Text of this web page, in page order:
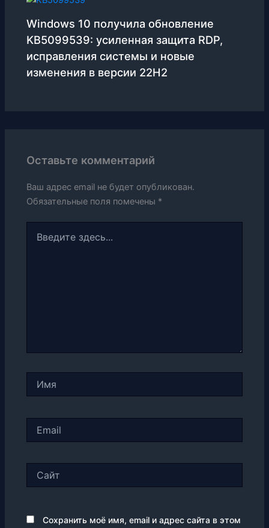
Windows 10 получила обновление
KB5099539: усиленная защита RDP,
исправления системы и новые
изменения в версии 22H2
Оставьте комментарий
Ваш адрес email не будет опубликован.
Обязательные поля помечены *
здесь...
Сохранить моё имя, email и адрес сайта в этом